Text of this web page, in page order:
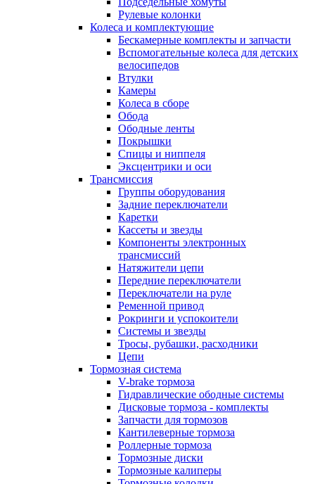
Рулевые колонки
Колеса и комплектующие
Бескамерные комплекты и запчасти
Вспомогательные колеса для детских
велосипедов
Втулки
Камеры
Колеса в сборе
Обода
Ободные ленты
Покрышки
Спицы и ниппеля
Эксцентрики и оси
Трансмиссия
Группы оборудования
Задние переключатели
Каретки
Кассеты и звезды
Компоненты электронных
трансмиссий
Натяжители цепи
Передние переключатели
Переключатели на руле
Ременной привод
Рокринги и успокоители
Системы и звезды
Тросы, рубашки, расходники
Цепи
Тормозная система
V-brake тормоза
Гидравлические ободные системы
Дисковые тормоза - комплекты
Запчасти для тормозов
Кантилеверные тормоза
Роллерные тормоза
Тормозные диски
Тормозные калиперы